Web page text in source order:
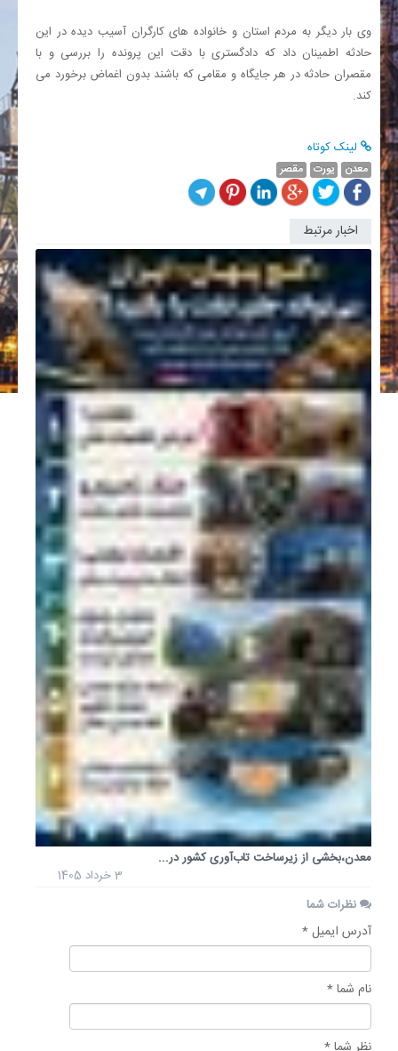
وی بار دیگر به مردم استان و خانواده های کارگران آسیب دیده در این
حادثه اطمینان داد که دادگستری با دقت این پرونده را بررسی و با
مقصران حادثه در هر جایگاه و مقامی که باشند بدون اغماض برخورد می
کند.
لینک کوتاه
معدن یورت مقصر
اخبار مرتبط
معدن،بخشی از زیرساخت تاب‌آوری کشور در...
3 خرداد 1405
نظرات شما
آدرس ایمیل *
نام شما *